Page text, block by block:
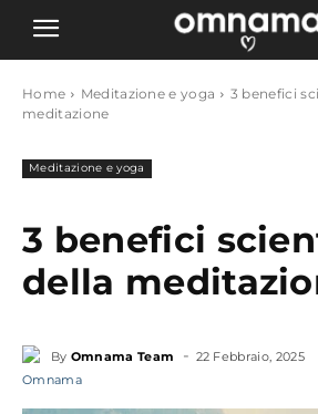
Home Meditazione e yoga
3 benefici
meditazione
Meditazione e yoga
3 benefici
della
By Omnama Team - 22 Febbraio, 2025